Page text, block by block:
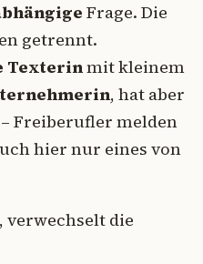
Frage. Die
getrennt.
Texterinmit kleinem
, hat aber
– Freiberufler melden
hier nur eines von
verwechselt die